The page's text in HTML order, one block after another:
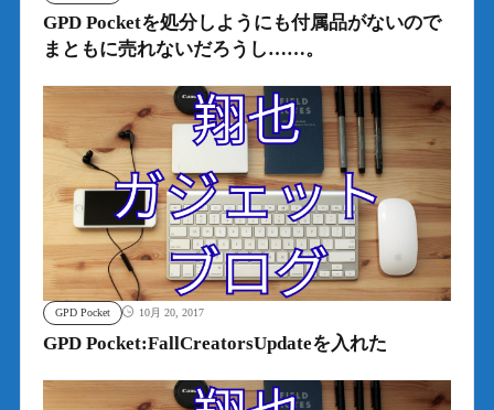
GPD Pocketを処分しようにも付属品がないので
まともに売れないだろうし……。
GPD Pocket 10月 20, 2017
GPD Pocket:FallCreatorsUpdateを入れた